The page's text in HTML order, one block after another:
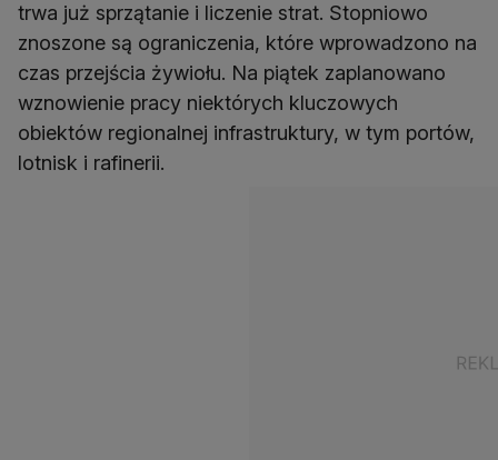
trwa już sprzątanie i liczenie strat. Stopniowo
znoszone są ograniczenia, które wprowadzono na
czas przejścia żywiołu. Na piątek zaplanowano
wznowienie pracy niektórych kluczowych
obiektów regionalnej infrastruktury, w tym portów,
lotnisk i rafinerii.